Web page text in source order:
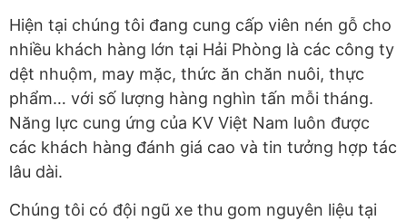
Hiện tại chúng tôi đang cung cấp viên nén gỗ cho
nhiều khách hàng lớn tại Hải Phòng là các công ty
dệt nhuộm, may mặc, thức ăn chăn nuôi, thực
phẩm… với số lượng hàng nghìn tấn mỗi tháng.
Năng lực cung ứng của KV Việt Nam luôn được
các khách hàng đánh giá cao và tin tưởng hợp tác
lâu dài.
Chúng tôi có đội ngũ xe thu gom nguyên liệu tại